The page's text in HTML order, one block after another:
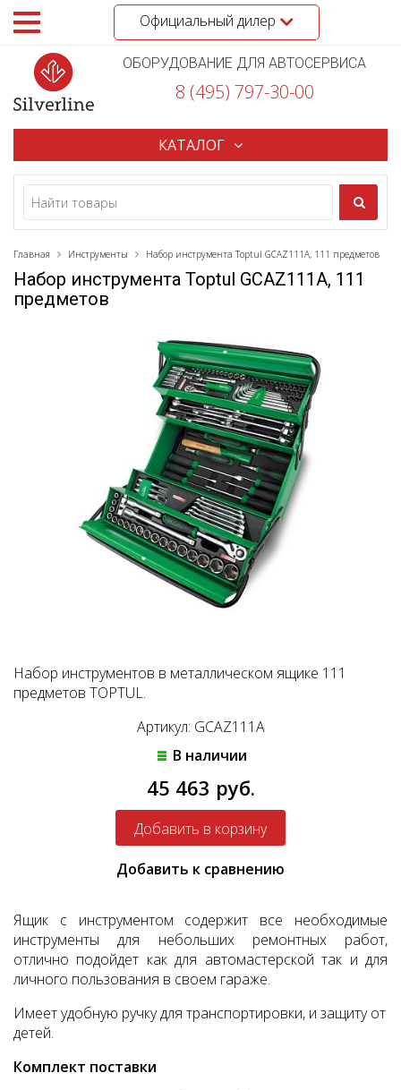
Официальный дилер
ОБОРУДОВАНИЕ ДЛЯ АВТОСЕРВИСА
8 (495) 797-30-00
КАТАЛОГ
Главная Инструменты Набор инструмента Toptul GCAZ111A, 111 предметов
Набор инструмента Toptul GCAZ111A, 111
предметов
Набор инструментов в металлическом ящике 111
предметов TOPTUL.
Артикул: GCAZ111A
В наличии
45 463 руб.
Добавить к сравнению
Ящик с инструментом содержит все необходимые
инструменты для небольших ремонтных работ,
отлично подойдет как для автомастерской так и для
личного пользования в своем гараже.
Имеет удобную ручку для транспортировки, и защиту от
детей.
Комплект поставки